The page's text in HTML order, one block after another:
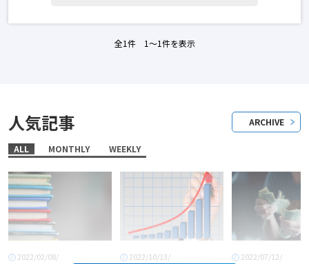
全1件 1〜1件を表示
人気記事
ALL MONTHLY WEEKLY
ARCHIVE
2022/02/08/ 2022/10/13/ 2022/07/12/